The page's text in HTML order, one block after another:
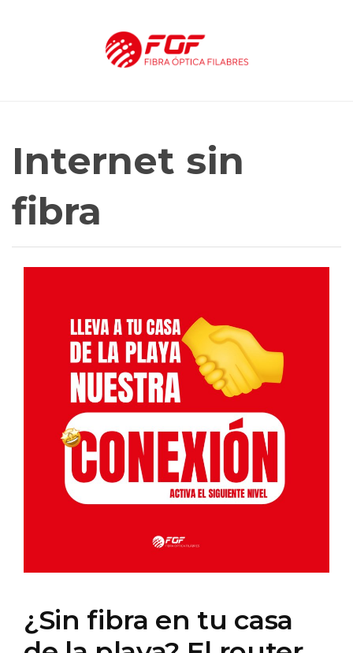
Internet sin
fibra
¿Sin fibra en tu casa